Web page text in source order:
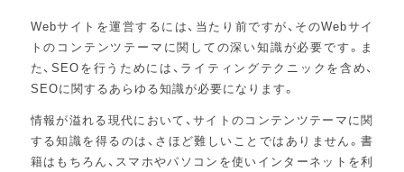
Webサイトを運営するには、当たり前ですが、そのWebサイ
トのコンテンツテーマに関しての深い知識が必要です。ま
た、SEOを行うためには、ライティングテクニックを含め、
SEOに関するあらゆる知識が必要になります。
情報が溢れる現代において、サイトのコンテンツテーマに関
する知識を得るのは、さほど難しいことではありません。書
籍はもちろん、スマホやパソコンを使いインターネットを利